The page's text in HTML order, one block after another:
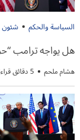
السياسة والحكم شئون
هل يواجه ترامب
هشام ملحم 5 دقائق قراءة